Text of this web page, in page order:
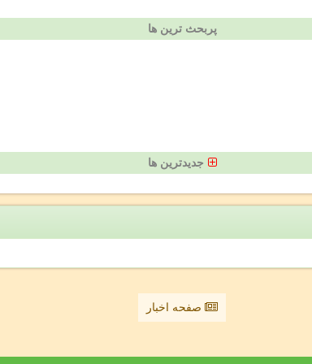
پربحث ترین ها
جدیدترین ها
صفحه اخبار